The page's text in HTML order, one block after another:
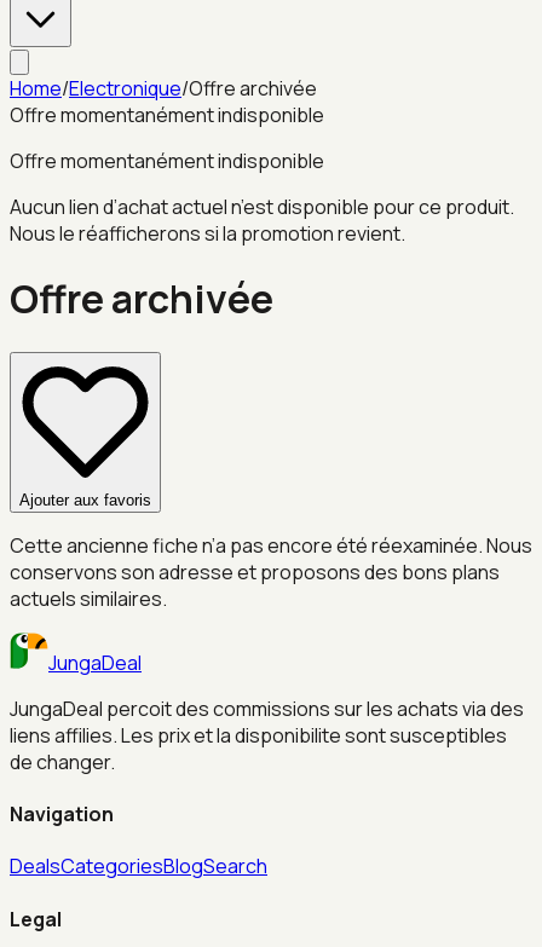
Home/Electronique/Offre archivée
Offre momentanément indisponible
Offre momentanément indisponible
Aucun lien d’achat actuel n’est disponible pour ce produit.
Nous le réafficherons si la promotion revient.
Offre archivée
Ajouter aux favoris
Cette ancienne fiche n’a pas encore été réexaminée. Nous
conservons son adresse et proposons des bons plans
actuels similaires.
JungaDeal
JungaDeal percoit des commissions sur les achats via des
liens affilies. Les prix et la disponibilite sont susceptibles
de changer.
Navigation
DealsCategoriesBlogSearch
Legal